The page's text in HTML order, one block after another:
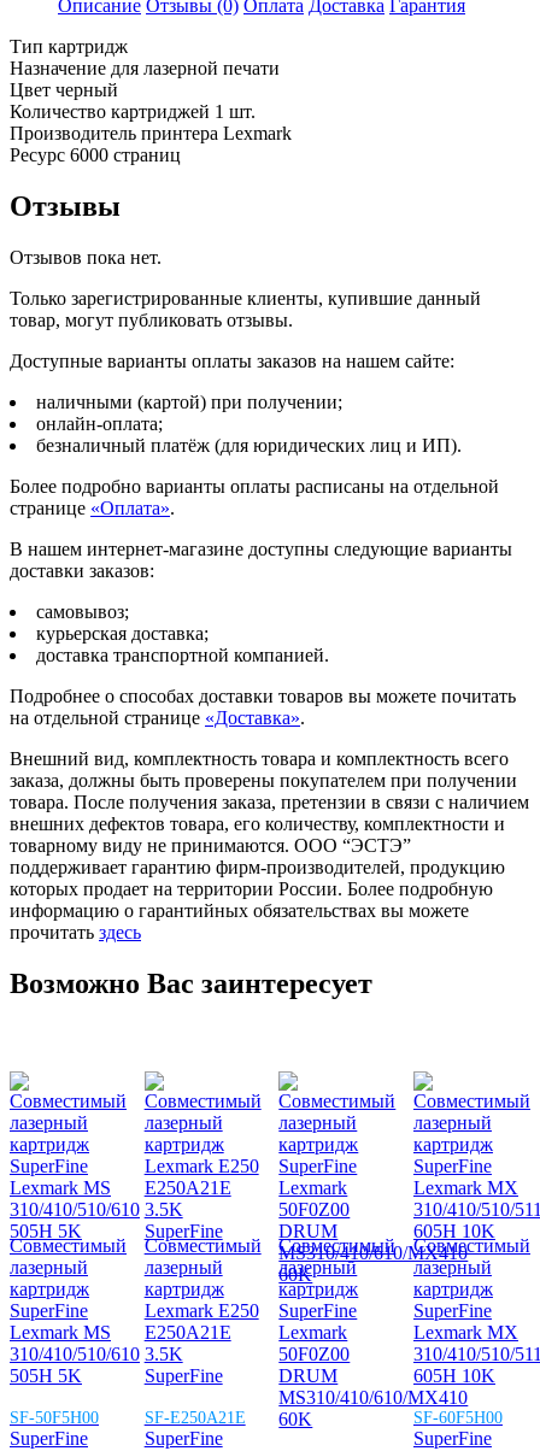
Описание Отзывы (0) Оплата Доставка
Гарантия
Тип картридж
Назначение для лазерной печати
Цвет черный
Количество картриджей 1 шт.
Производитель принтера Lexmark
Ресурс 6000 страниц
Отзывы
Отзывов пока нет.
Только зарегистрированные клиенты, купившие данный
товар, могут публиковать отзывы.
Доступные варианты оплаты заказов на нашем сайте:
наличными (картой) при получении;
онлайн-оплата;
безналичный платёж (для юридических лиц и ИП).
Более подробно варианты оплаты расписаны на отдельной
странице «Оплата».
В нашем интернет-магазине доступны следующие варианты
доставки заказов:
самовывоз;
курьерская доставка;
доставка транспортной компанией.
Подробнее о способах доставки товаров вы можете почитать
на отдельной странице «Доставка».
Внешний вид, комплектность товара и комплектность всего
заказа, должны быть проверены покупателем при получении
товара. После получения заказа, претензии в связи с наличием
внешних дефектов товара, его количеству, комплектности и
товарному виду не принимаются. ООО “ЭСТЭ”
поддерживает гарантию фирм-производителей, продукцию
которых продает на территории России. Более подробную
информацию о гарантийных обязательствах вы можете
прочитать здесь
Возможно Вас заинтересует
Совместимый
лазерный
картридж
SuperFine
Lexmark MS
310/410/510/610
505H 5K
SF-50F5H00
SuperFine
Совместимый
лазерный
картридж
Lexmark E250
E250A21E
3.5K
SuperFine
SF-E250A21E
SuperFine
Совместимый
лазерный
картридж
SuperFine
Lexmark
50F0Z00
DRUM
MS310/410/610/MX410
60K
Совместимый
лазерный
картридж
SuperFine
Lexmark MX
310/410/510/
605H 10K
SF-60F5H00
SuperFine